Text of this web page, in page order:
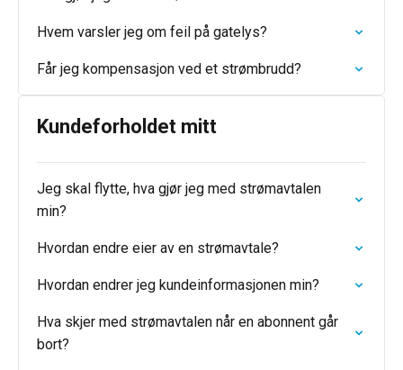
Hvem varsler jeg om feil på gatelys?
Får jeg kompensasjon ved et strømbrudd?
Kundeforholdet mitt
Jeg skal flytte, hva gjør jeg med strømavtalen
min?
Hvordan endre eier av en strømavtale?
Hvordan endrer jeg kundeinformasjonen min?
Hva skjer med strømavtalen når en abonnent går
bort?